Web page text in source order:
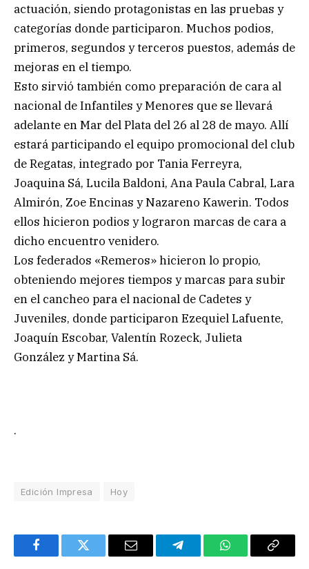
actuación, siendo protagonistas en las pruebas y
categorías donde participaron. Muchos podios,
primeros, segundos y terceros puestos, además de
mejoras en el tiempo.
Esto sirvió también como preparación de cara al
nacional de Infantiles y Menores que se llevará
adelante en Mar del Plata del 26 al 28 de mayo. Allí
estará participando el equipo promocional del club
de Regatas, integrado por Tania Ferreyra,
Joaquina Sá, Lucila Baldoni, Ana Paula Cabral, Lara
Almirón, Zoe Encinas y Nazareno Kawerin. Todos
ellos hicieron podios y lograron marcas de cara a
dicho encuentro venidero.
Los federados «Remeros» hicieron lo propio,
obteniendo mejores tiempos y marcas para subir
en el cancheo para el nacional de Cadetes y
Juveniles, donde participaron Ezequiel Lafuente,
Joaquín Escobar, Valentín Rozeck, Julieta
González y Martina Sá.
.
Edición Impresa Hoy
FacebookTwitter Email TelegramWhatsAppCopy